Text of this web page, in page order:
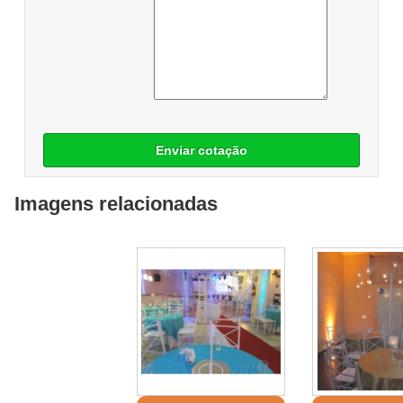
Enviar cotação
Imagens relacionadas